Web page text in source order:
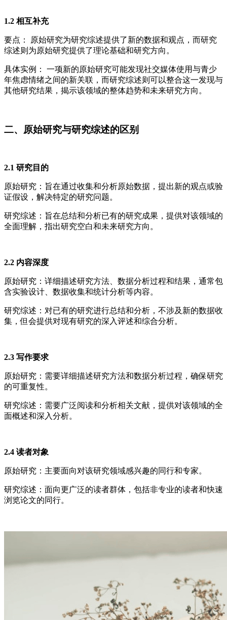
1.2 相互补充
要点： 原始研究为研究综述提供了新的数据和观点，而研究
综述则为原始研究提供了理论基础和研究方向。
具体实例： 一项新的原始研究可能发现社交媒体使用与青少
年焦虑情绪之间的新关联，而研究综述则可以整合这一发现与
其他研究结果，揭示该领域的整体趋势和未来研究方向。
二、原始研究与研究综述的区别
2.1 研究目的
原始研究：旨在通过收集和分析原始数据，提出新的观点或验
证假设，解决特定的研究问题。
研究综述：旨在总结和分析已有的研究成果，提供对该领域的
全面理解，指出研究空白和未来研究方向。
2.2 内容深度
原始研究：详细描述研究方法、数据分析过程和结果，通常包
含实验设计、数据收集和统计分析等内容。
研究综述：对已有的研究进行总结和分析，不涉及新的数据收
集，但会提供对现有研究的深入评述和综合分析。
2.3 写作要求
原始研究：需要详细描述研究方法和数据分析过程，确保研究
的可重复性。
研究综述：需要广泛阅读和分析相关文献，提供对该领域的全
面概述和深入分析。
2.4 读者对象
原始研究：主要面向对该研究领域感兴趣的同行和专家。
研究综述：面向更广泛的读者群体，包括非专业的读者和快速
浏览论文的同行。